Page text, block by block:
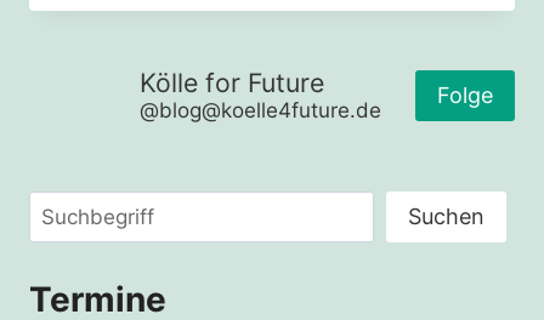
SUBVENTIONEN
Kölle for Future
@blog@koelle4future.de
Folge
Suchen Suchen
Termine